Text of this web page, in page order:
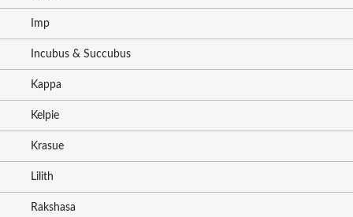
Imp
Incubus & Succubus
Kappa
Kelpie
Krasue
Lilith
Rakshasa